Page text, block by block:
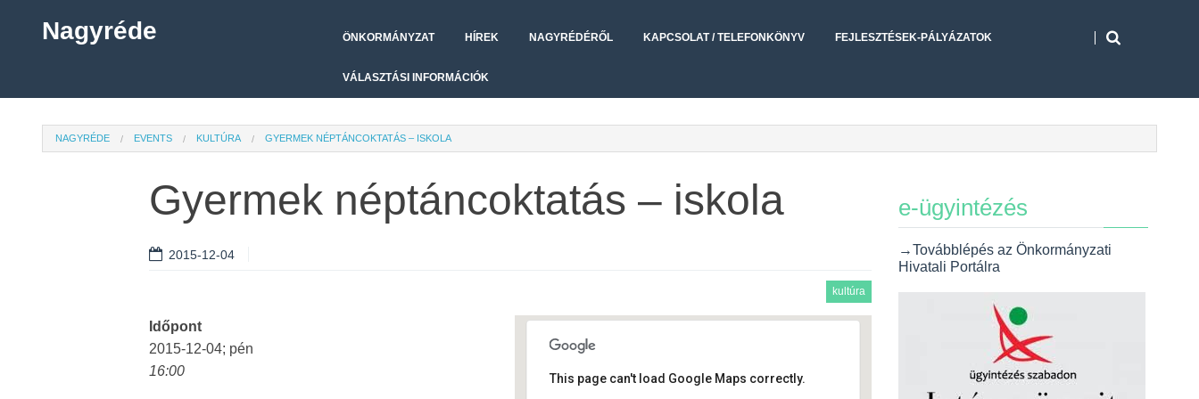
Nagyréde ÖNKORMÁNYZAT HÍREK NAGYRÉDÉRŐL KAPCSOLAT / TELEFONKÖNYV FEJLESZTÉSEK-PÁLYÁZATOK
VÁLASZTÁSI INFORMÁCIÓK
NAGYRÉDE EVENTS KULTÚRA GYERMEK NÉPTÁNCOKTATÁS – ISKOLA
Gyermek néptáncoktatás – iskola
2015-12-04
kultúra
Művelődési ház
This page can't load Google Maps correctly.
Időpont
2015-12-04; pén
16:00
e-ügyintézés
→Továbblépés az Önkormányzati
Hivatali Portálra